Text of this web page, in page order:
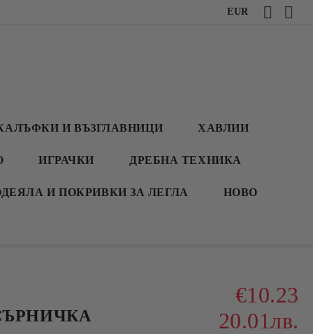
EUR
И ВЪЗГЛАВНИЦИ ХАВЛИИ
ИГРАЧКИ ДРЕБНА ТЕХНИКА
И ПОКРИВКИ ЗА ЛЕГЛА НОВО
€10.23
20.01лв.